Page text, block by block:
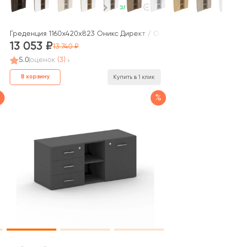
В наличии
Греденция 1160x420x823 Оникс Директ / Onix Direct
13 053
13 740
5.0 оценок (3)
В корзину Купить в 1 клик
%